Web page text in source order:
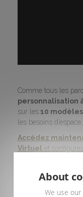
Comme tous les
personnalisation
sur les10 modèles
les besoins
Accédez
Virtuel et
About
We use